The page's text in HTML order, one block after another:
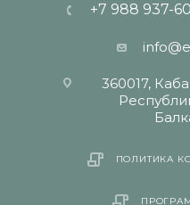
+7 988 937-
360017,
ПОЛИТИКА